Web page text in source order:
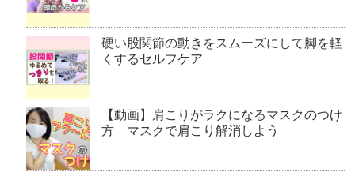
硬い股関節の動きをスムーズにして脚を軽
くするセルフケア
【動画】肩こりがラクになるマスクのつけ
方 マスクで肩こり解消しよう